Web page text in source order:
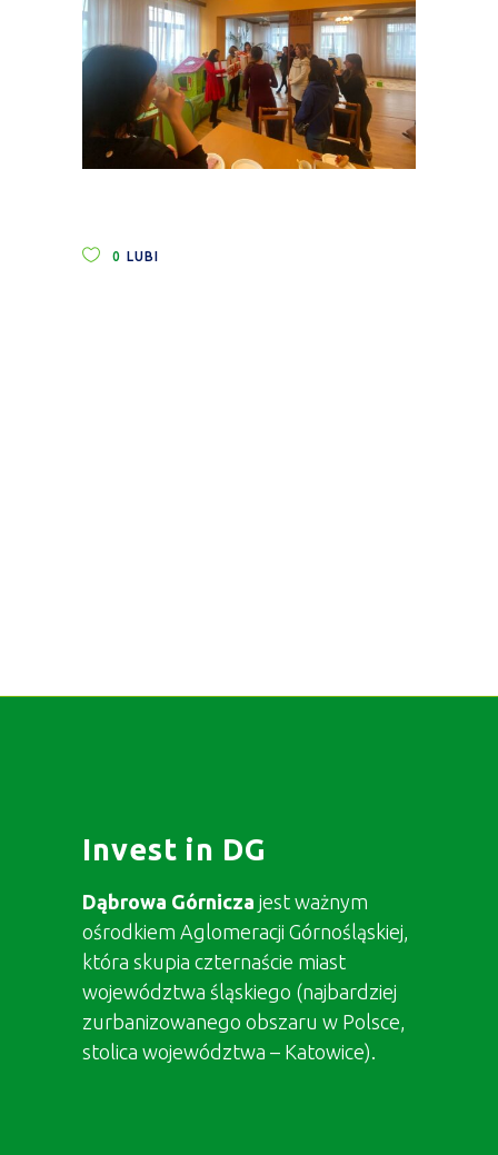
0 LUBI
Invest in DG
Dąbrowa Górnicza jest ważnym
ośrodkiem Aglomeracji Górnośląskiej,
która skupia czternaście miast
województwa śląskiego (najbardziej
zurbanizowanego obszaru w Polsce,
stolica województwa – Katowice).